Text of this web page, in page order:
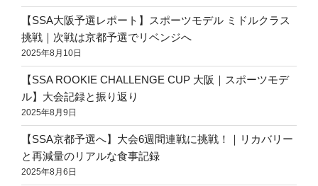
【SSA大阪予選レポート】スポーツモデル ミドルクラス
挑戦｜次戦は京都予選でリベンジへ
2025年8月10日
【SSA ROOKIE CHALLENGE CUP 大阪｜スポーツモデ
ル】大会記録と振り返り
2025年8月9日
【SSA京都予選へ】大会6週間連戦に挑戦！｜リカバリー
と再減量のリアルな食事記録
2025年8月6日